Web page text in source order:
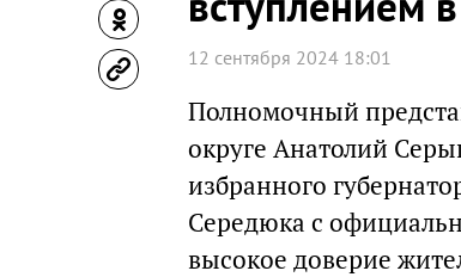
12 сентября 2024 18:01
Полномочный
округе Анатолий
избранного
Середюка с
высокое доверие